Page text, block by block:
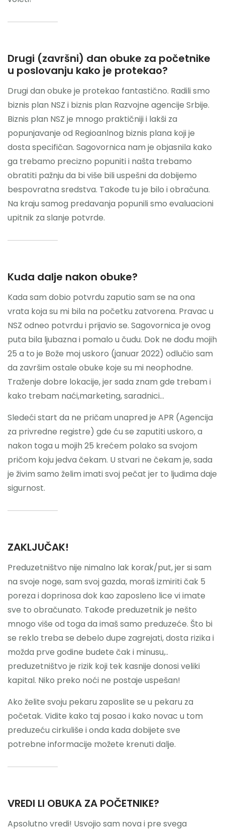
Drugi (završni) dan obuke za početnike
u poslovanju kako je protekao?
Drugi dan obuke je protekao fantastično. Radili smo
biznis plan NSZ i biznis plan Razvojne agencije Srbije.
Biznis plan NSZ je mnogo praktičniji i lakši za
popunjavanje od Regioanlnog biznis plana koji je
dosta specifičan. Sagovornica nam je objasnila kako
ga trebamo precizno popuniti i našta trebamo
obratiti pažnju da bi više bili uspešni da dobijemo
bespovratna sredstva. Takođe tu je bilo i obračuna.
Na kraju samog predavanja popunili smo evaluacioni
upitnik za slanje potvrde.
Kuda dalje nakon obuke?
Kada sam dobio potvrdu zaputio sam se na ona
vrata koja su mi bila na početku zatvorena. Pravac u
NSZ odneo potvrdu i prijavio se. Sagovornica je ovog
puta bila ljubazna i pomalo u čudu. Dok ne dođu mojih
25 a to je Bože moj uskoro (januar 2022) odlučio sam
da završim ostale obuke koje su mi neophodne.
Traženje dobre lokacije, jer sada znam gde trebam i
kako trebam naći,marketing, saradnici…
Sledeći start da ne pričam unapred je APR (Agencija
za privredne registre) gde ću se zaputiti uskoro, a
nakon toga u mojih 25 krećem polako sa svojom
pričom koju jedva čekam. U stvari ne čekam je, sada
je živim samo želim imati svoj pečat jer to ljudima daje
sigurnost.
ZAKLJUČAK!
Preduzetništvo nije nimalno lak korak/put, jer si sam
na svoje noge, sam svoj gazda, moraš izmiriti čak 5
poreza i doprinosa dok kao zaposleno lice vi imate
sve to obračunato. Takođe preduzetnik je nešto
mnogo više od toga da imaš samo preduzeće. Što bi
se reklo treba se debelo dupe zagrejati, dosta rizika i
možda prve godine budete čak i minusu,..
preduzetništvo je rizik koji tek kasnije donosi veliki
kapital. Niko preko noći ne postaje uspešan!
Ako želite svoju pekaru zaposlite se u pekaru za
početak. Vidite kako taj posao i kako novac u tom
preduzeću cirkuliše i onda kada dobijete sve
potrebne informacije možete krenuti dalje.
VREDI LI OBUKA ZA POČETNIKE?
Apsolutno vredi! Usvojio sam nova i pre svega